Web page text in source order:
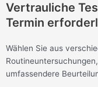
Vertrauliche
Termin
Wählen Sie aus
umfassendere